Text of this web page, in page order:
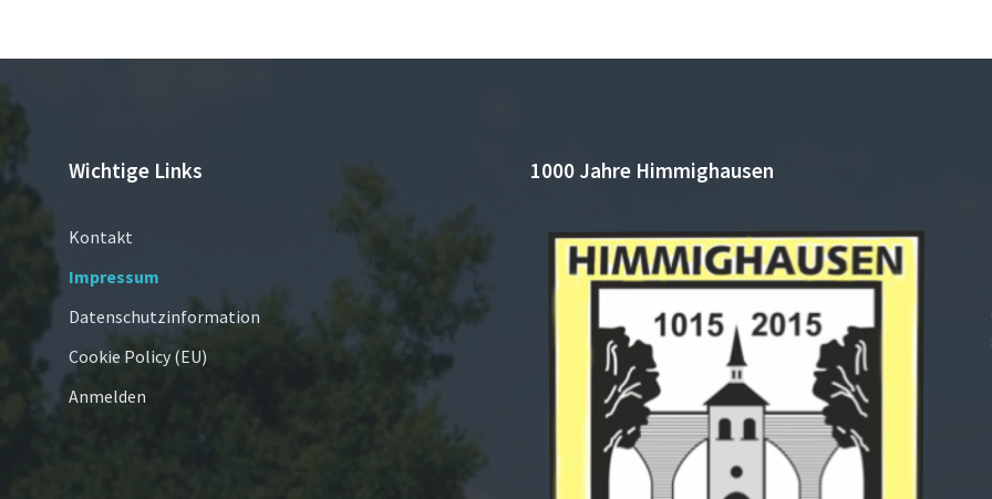
Wichtige Links
Kontakt
Impressum
Datenschutzinformation
Cookie Policy (EU)
Anmelden
1000 Jahre Himmighausen